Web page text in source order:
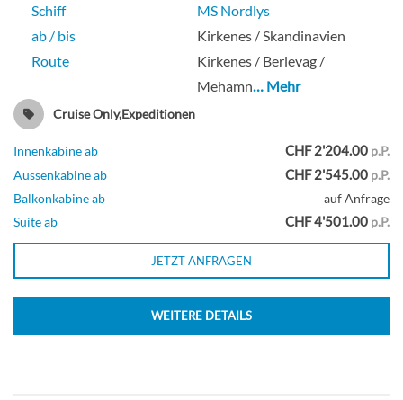
Schiff
MS Nordlys
ab / bis
Kirkenes / Skandinavien
Route
Kirkenes / Berlevag /
Mehamn… Mehr
Cruise Only,Expeditionen
Innenkabine ab CHF 2'204.00 p.P.
Aussenkabine ab
CHF 2'545.00 p.P.
Balkonkabine ab
auf Anfrage
Suite ab
CHF 4'501.00 p.P.
JETZT ANFRAGEN
WEITERE DETAILS